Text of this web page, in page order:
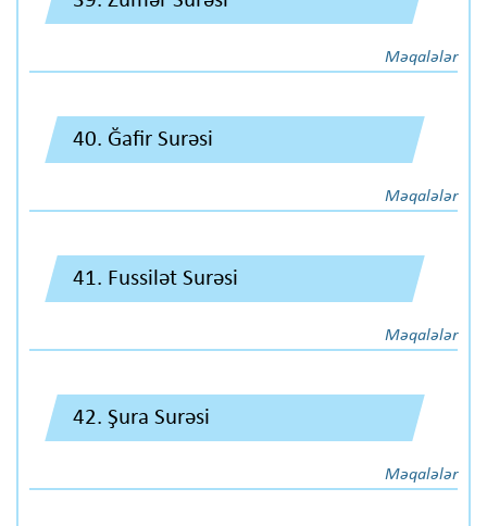
Məqalələr
40. Ğafir Surəsi
Məqalələr
41. Fussilət Surəsi
Məqalələr
42. Şura Surəsi
Məqalələr